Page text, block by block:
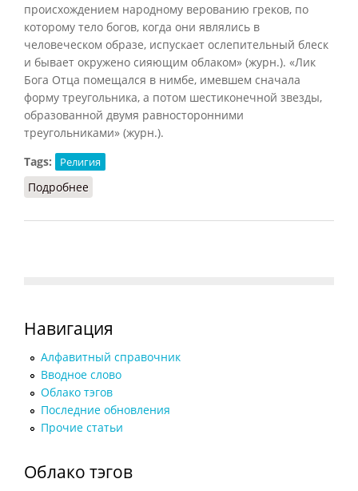
происхождением народному верованию греков, по
которому тело богов, когда они являлись в
человеческом образе, испускает ослепительный блеск
и бывает окружено сияющим облаком» (журн.). «Лик
Бога Отца помещался в нимбе, имевшем сначала
форму треугольника, а потом шестиконечной звезды,
образованной двумя равносторонними
треугольниками» (журн.).
Tags:
Религия
Подробнее
Навигация
Алфавитный справочник
Вводное слово
Облако тэгов
Последние обновления
Прочие статьи
Облако тэгов